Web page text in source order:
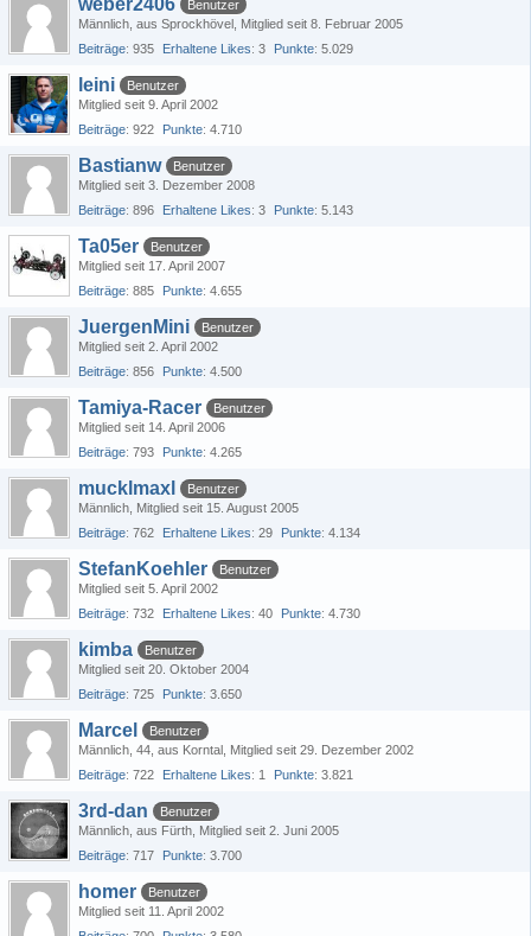
weber2406
Benutzer
Männlich aus Sprockhövel Mitglied seit 8. Februar 2005
Beiträge 935 Erhaltene Likes 3 Punkte 5.029
leini
Benutzer
Mitglied seit 9. April 2002
Beiträge 922 Punkte 4.710
Bastianw
Benutzer
Mitglied seit 3. Dezember 2008
Beiträge 896 Erhaltene Likes 3 Punkte 5.143
Ta05er
Benutzer
Mitglied seit 17. April 2007
Beiträge 885 Punkte 4.655
JuergenMini
Benutzer
Mitglied seit 2. April 2002
Beiträge 856 Punkte 4.500
Tamiya-Racer
Benutzer
Mitglied seit 14. April 2006
Beiträge 793 Punkte 4.265
mucklmaxl
Benutzer
Männlich Mitglied seit 15. August 2005
Beiträge 762 Erhaltene Likes 29 Punkte 4.134
StefanKoehler
Benutzer
Mitglied seit 5. April 2002
Beiträge 732 Erhaltene Likes 40 Punkte 4.730
kimba
Benutzer
Mitglied seit 20. Oktober 2004
Beiträge 725 Punkte 3.650
Marcel
Benutzer
Männlich 44 aus Korntal Mitglied seit 29. Dezember 2002
Beiträge 722 Erhaltene Likes 1 Punkte 3.821
3rd-dan
Benutzer
Männlich aus Fürth Mitglied seit 2. Juni 2005
Beiträge 717 Punkte 3.700
homer
Benutzer
Mitglied seit 11. April 2002